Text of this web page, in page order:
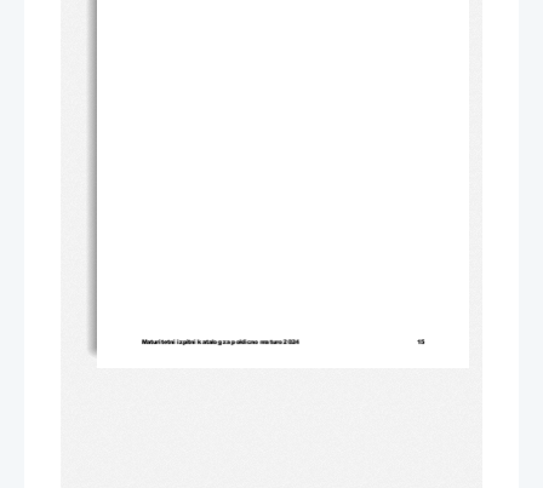
Maturitetni izpitni katalog za poklicno maturo 2024 15